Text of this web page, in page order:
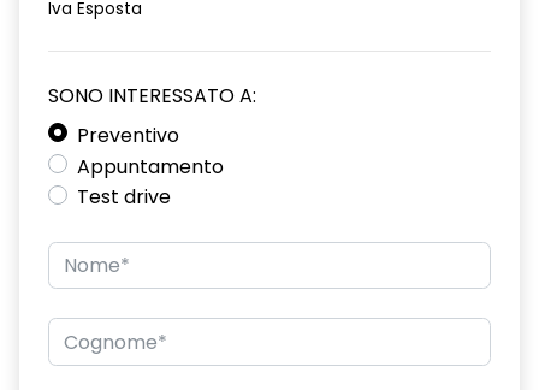
Distance warning avviso distanza di sicurezza
Driver display con schermo TFT da 3,5''
Eco Mode
compatibile 2G/3G o 4G/5G in base al veicolo
Firma luminosa pixelata con fari full LED
HARM03
Iva Esposta
SONO INTERESSATO A:
Preventivo
Appuntamento
Test drive